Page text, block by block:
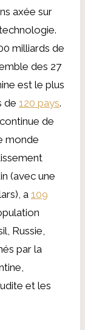
axée sur
milliards de
des 27
est le plus
de 120 pays.
de
monde
(avec une
a 109
Russie,
par la
et les